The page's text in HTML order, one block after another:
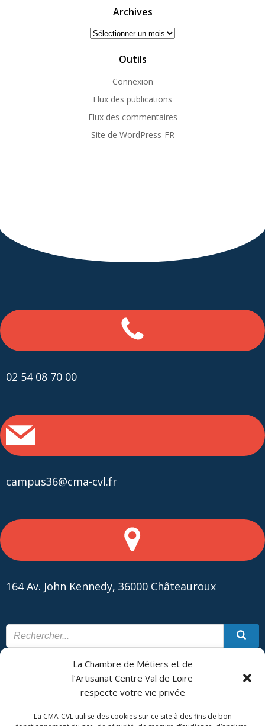
La Chambre de Métiers et de
l’Artisanat Centre Val de Loire
respecte votre vie privée
La CMA-CVL utilise des cookies sur ce site à des fins de bon
Archives
Archives
Outils
Connexion
Flux des publications
Flux des commentaires
Site de WordPress-FR
02 54 08 70 00
campus36@cma-cvl.fr
164 Av. John Kennedy, 36000 Châteauroux
CONTACT PLAN DU SITE
CMA Formation - Châteauroux est géré par la Chambre de
Métiers et de l'Artisanat Centre Val de Loire.